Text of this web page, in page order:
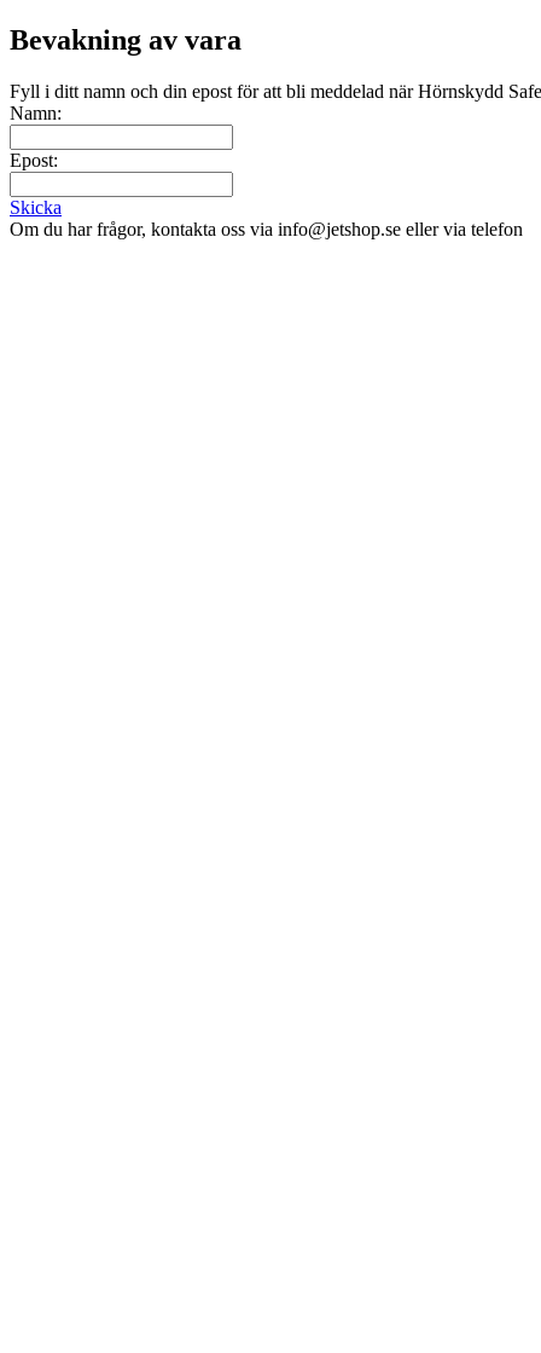
Bevakning av vara
Fyll i ditt namn och din epost för att bli meddelad när Hörnskydd
Namn:
Epost:
Skicka
Om du har frågor, kontakta oss via info@jetshop.se eller via telefon